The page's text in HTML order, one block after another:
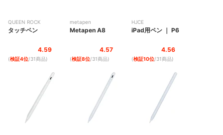
QUEEN ROCK
タッチペン
4.59
(検証4位/31商品)
metapen
Metapen A8
4.57
(検証8位/31商品)
HJCE
iPad用ペン ｜ P6
4.56
(検証10位/31商品)